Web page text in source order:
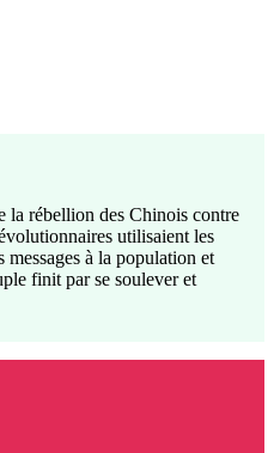
la rébellion des Chinois contre
utilisaient les
messages à la population et
finit par se soulever et